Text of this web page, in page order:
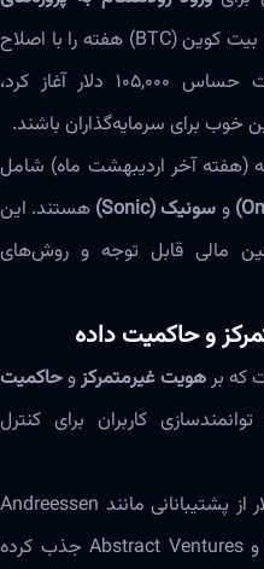
فراهم می‌کنند. در حالی که بیت کوین (BTC) هفته را با اصلاح
پس از یک تجربه خوب روی قیمت حساس ۱۰۵,۰۰۰ دلار آغاز کرد،
خوب برای سرمایه‌گذاران باشند.
(هفته آخر اردیبهشت ماه) شامل
و سونیک (Sonic)
هستند. این
مالی قابل توجه و روش‌های
که برهویت غیرمتمرکزوحاکمیت
کاربران برای کنترل
این پروژه ۴۲ میلیون دلار از پشتیبانانی مانند Andreessen
Horowitz (a16z) ،Index Ventures و Abstract Ventures جذب کرده